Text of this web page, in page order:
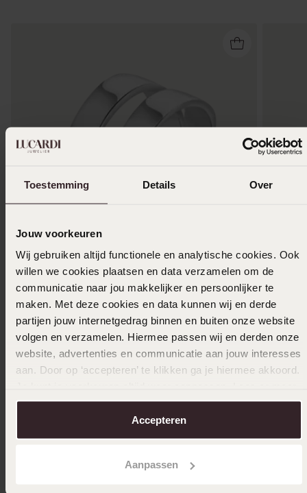
Toestemming Details Over
Jouw voorkeuren
Wij gebruiken altijd functionele en analytische cookies. Ook
willen we cookies plaatsen en data verzamelen om de
communicatie naar jou makkelijker en persoonlijker te
maken. Met deze cookies en data kunnen wij en derde
partijen jouw internetgedrag binnen en buiten onze website
volgen en verzamelen. Hiermee passen wij en derden onze
website, advertenties en communicatie aan jouw interesses
aan. Door op ‘accepteren’ te klikken ga je hiermee akkoord.
over in onscookiebeleid.
Accepteren
Aanpassen
Gerecycled stainless steel ring Trinette
24.99750
-70% 1+1 gratis
24.99
-70%
Anderen kochten ook